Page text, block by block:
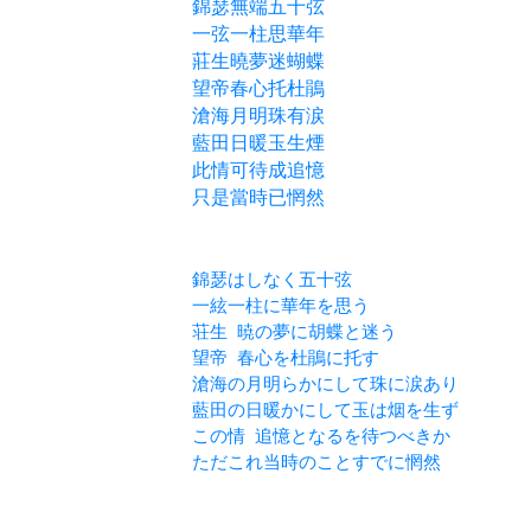
錦瑟無端五十弦
一弦一柱思華年
莊生曉夢迷蝴蝶
望帝春心托杜鵑
滄海月明珠有涙
藍田日暖玉生煙
此情可待成追憶
只是當時已惘然
錦瑟はしなく五十弦
一絃一柱に華年を思う
荘生  暁の夢に胡蝶と迷う
望帝  春心を杜鵑に托す
滄海の月明らかにして珠に涙あり
藍田の日暖かにして玉は烟を生ず
この情  追憶となるを待つべきか
ただこれ当時のことすでに惘然